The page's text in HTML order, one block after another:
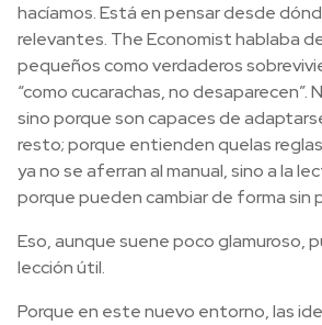
hacíamos. Está en pensar desde
relevantes. The Economist hablaba
pequeños como verdaderos
“como cucarachas, no desaparecen”.
sino porque son capaces de
resto; porque entienden quelas
ya no se aferran al manual, sino a la
porque pueden cambiar de forma sin
Eso, aunque suene poco glamuroso,
lección útil.
Porque en este nuevo entorno, las